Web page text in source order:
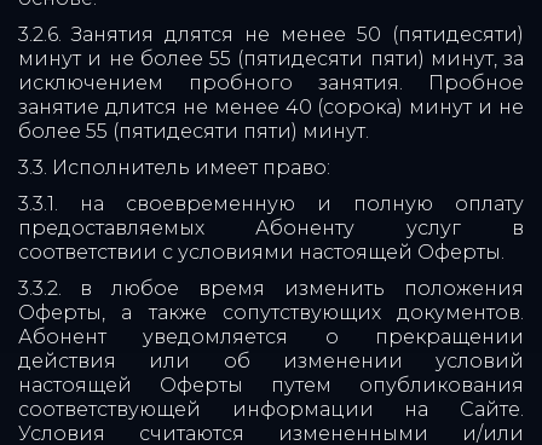
3.2.6. Занятия длятся не менее 50 (пятидесяти)
минут и не более 55 (пятидесяти пяти) минут, за
исключением пробного занятия. Пробное
занятие длится не менее 40 (сорока) минут и не
более 55 (пятидесяти пяти) минут.
3.3. Исполнитель имеет право:
3.3.1. на своевременную и полную оплату
предоставляемых Абоненту услуг в
соответствии с условиями настоящей Оферты.
3.3.2. в любое время изменить положения
Оферты, а также сопутствующих документов.
Абонент уведомляется о прекращении
действия или об изменении условий
настоящей Оферты путем опубликования
соответствующей информации на Сайте.
Условия считаются измененными и/или